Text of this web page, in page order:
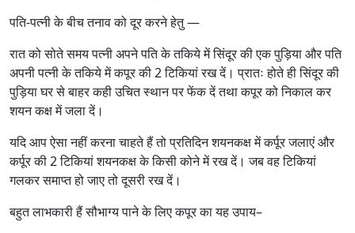
पति-पत्नी के बीच तनाव को दूर करने हेतु —
रात को सोते समय पत्नी अपने पति के तकिये में सिंदूर की एक पुड़िया और पति
अपनी पत्नी के तकिये में कपूर की 2 टिकियां रख दें। प्रातः होते ही सिंदूर की
पुड़िया घर से बाहर कही उचित स्थान पर फेंक दें तथा कपूर को निकाल कर
शयन कक्ष में जला दें।
यदि आप ऐसा नहीं करना चाहते हैं तो प्रतिदिन शयनकक्ष में कर्पूर जलाएं और
कर्पूर की 2 टिकियां शयनकक्ष के किसी कोने में रख दें। जब वह टिकियां
गलकर समाप्त हो जाए तो दूसरी रख दें।
बहुत लाभकारी हैं सौभाग्य पाने के लिए कपूर का यह उपाय–